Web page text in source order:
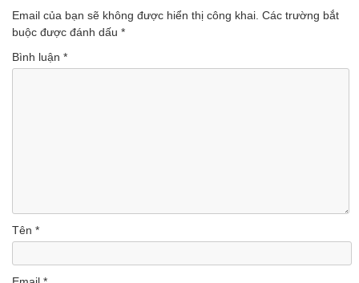
Email của bạn sẽ không được hiển thị công khai. Các trường bắt
buộc được đánh dấu *
Bình luận *
Tên *